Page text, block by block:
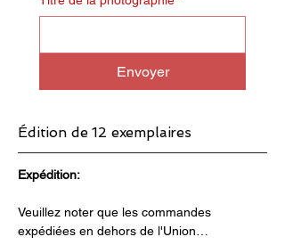
Envoyer
Édition de 12 exemplaires
Expédition:
Veuillez noter que les commandes
expédiées en dehors de l'Union…